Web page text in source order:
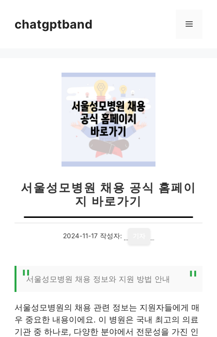
chatgptband 메
서울성모병원 채용 공식 홈페이
지 바로가기
2024-11-17 작성자:
서울성모병원 채용 정보와 지원 방법 안내
서울성모병원의 채용 관련 정보는 지원자들에게 매
우 중요한 내용이에요. 이 병원은 국내 최고의 의료
기관 중 하나로, 다양한 분야에서 전문성을 가진 인